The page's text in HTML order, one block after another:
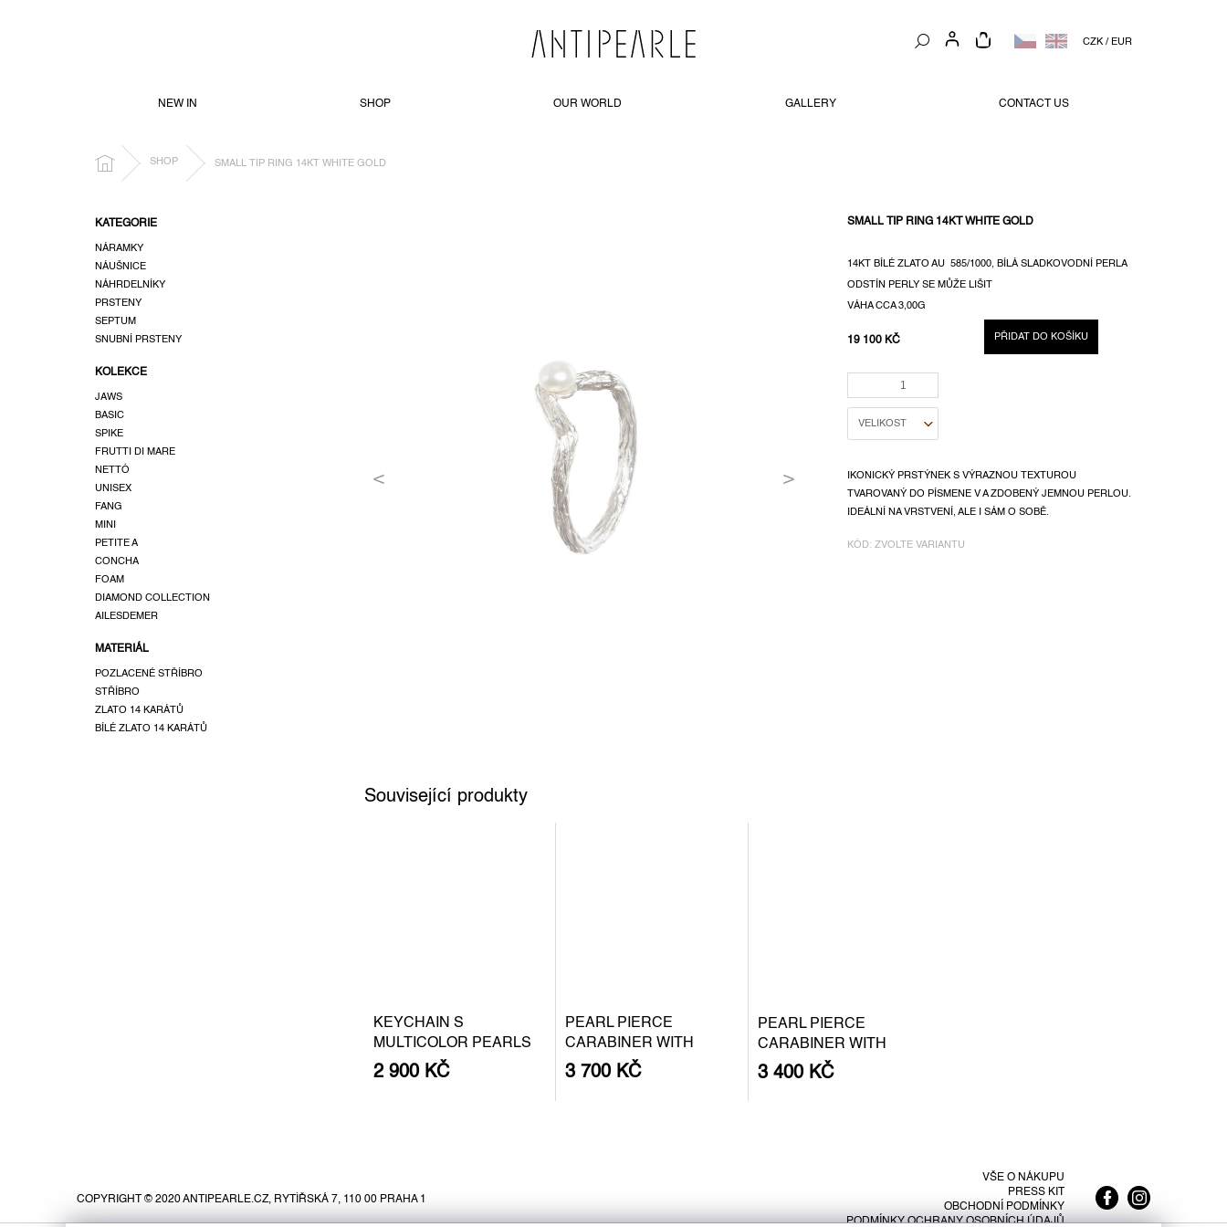
CZK / EUR
NÁKUPNÍ
NEW IN SHOP OUR WORLD GALLERY CONTACT US
DOMŮ SHOP SMALL TIP RING 14KT WHITE GOLD
KATEGORIE
NÁRAMKY
NÁUŠNICE
NÁHRDELNÍKY
PRSTENY
SEPTUM
SNUBNÍ PRSTENY
KOLEKCE
JAWS
BASIC
SPIKE
FRUTTI DI MARE
NETTÓ
UNISEX
FANG
MINI
PETITE A
CONCHA
FOAM
DIAMOND COLLECTION
AILESDEMER
MATERIÁL
POZLACENÉ STŘÍBRO
STŘÍBRO
ZLATO 14 KARÁTŮ
BÍLÉ ZLATO 14 KARÁTŮ
SMALL TIP RING 14KT WHITE GOLD
19 100 KČ PŘIDAT DO KOŠÍKU
14KT BÍLÉ ZLATO AU 585/1000, BÍLÁ SLADKOVODNÍ PERLA
ODSTÍN PERLY SE MŮŽE LIŠIT
VÁHA CCA 3,00G
IKONICKÝ PRSTÝNEK S VÝRAZNOU TEXTUROU
TVAROVANÝ DO PÍSMENE V A ZDOBENÝ JEMNOU PERLOU.
IDEÁLNÍ NA VRSTVENÍ, ALE I SÁM O SOBĚ.
KÓD: ZVOLTE VARIANTU
Související produkty
KEYCHAIN S
MULTICOLOR PEARLS
2 900 KČ
PEARL PIERCE
CARABINER WITH
BAROQUE PEARL S -
3 700 KČ
PEARL PIERCE
CARABINER WITH
BAROQUE PEARL S -
3 400 KČ
COPYRIGHT © 2020 ANTIPEARLE.CZ, RYTÍŘSKÁ 7, 110 00 PRAHA 1
VŠE O NÁKUPU
PRESS KIT
OBCHODNÍ PODMÍNKY
PODMÍNKY OCHRANY OSOBNÍCH ÚDAJŮ